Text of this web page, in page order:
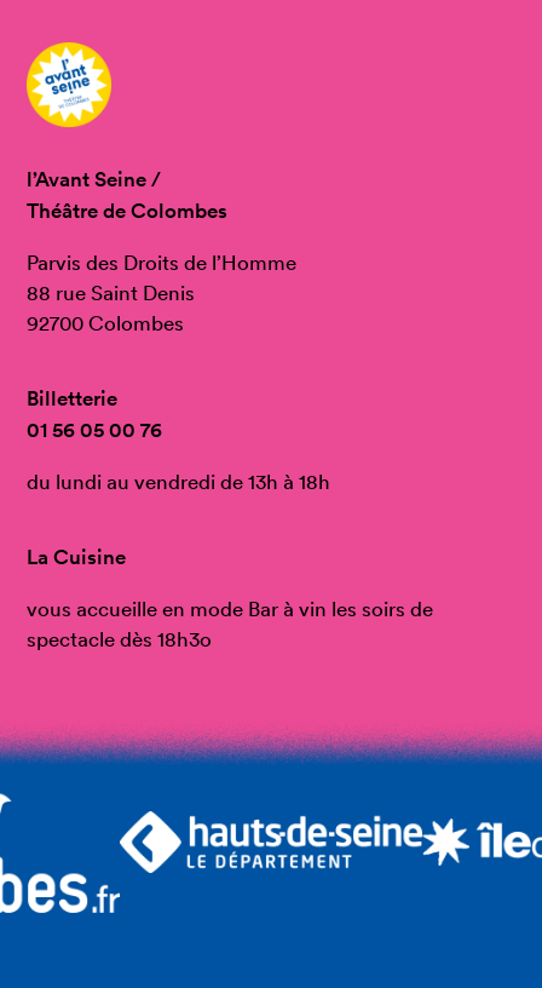
l’Avant Seine /
Théâtre de Colombes
Parvis des Droits de l’Homme
88 rue Saint Denis
92700 Colombes
Billetterie
01 56 05 00 76
du lundi au vendredi de 13h à 18h
La Cuisine
vous accueille en mode Bar à vin les soirs de
spectacle dès 18h3o